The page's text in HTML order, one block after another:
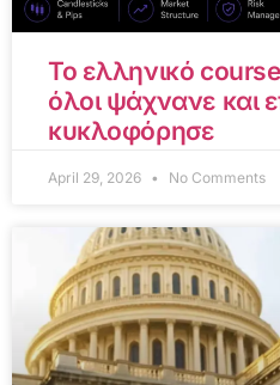
Το ελληνικό
όλοι ψάχνανε και
κυκλοφόρησε
April 29, 2026 No Comments